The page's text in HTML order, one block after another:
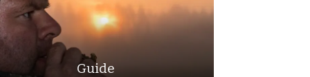
Guide